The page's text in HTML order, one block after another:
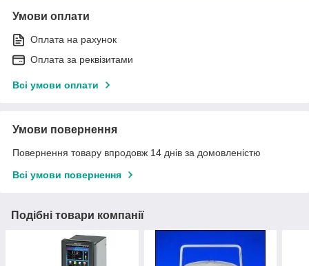
Умови оплати
Оплата на рахунок
Оплата за реквізитами
Всі умови оплати
Умови повернення
Повернення товару впродовж 14 днів за домовленістю
Всі умови повернення
Подібні товари компанії